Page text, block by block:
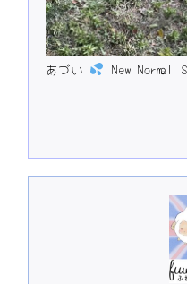
あづい New Normal